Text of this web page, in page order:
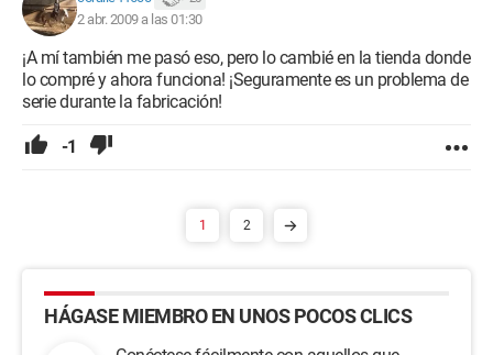
2 abr. 2009 a las 01:30
¡A mí también me pasó eso, pero lo cambié en la tienda donde
lo compré y ahora funciona! ¡Seguramente es un problema de
serie durante la fabricación!
-1
1 2
HÁGASE MIEMBRO EN UNOS POCOS CLICS